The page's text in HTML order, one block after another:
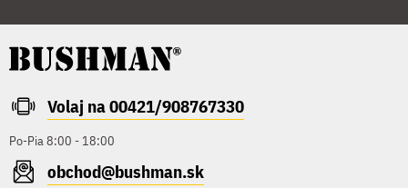
Volaj na 00421/908767330
Po-Pia 8:00 - 18:00
obchod@bushman.sk